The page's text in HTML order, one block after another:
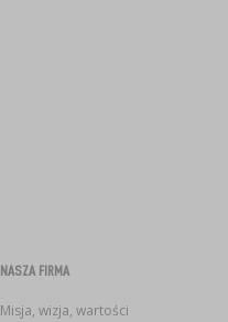
NASZA FIRMA
Misja, wizja, wartości